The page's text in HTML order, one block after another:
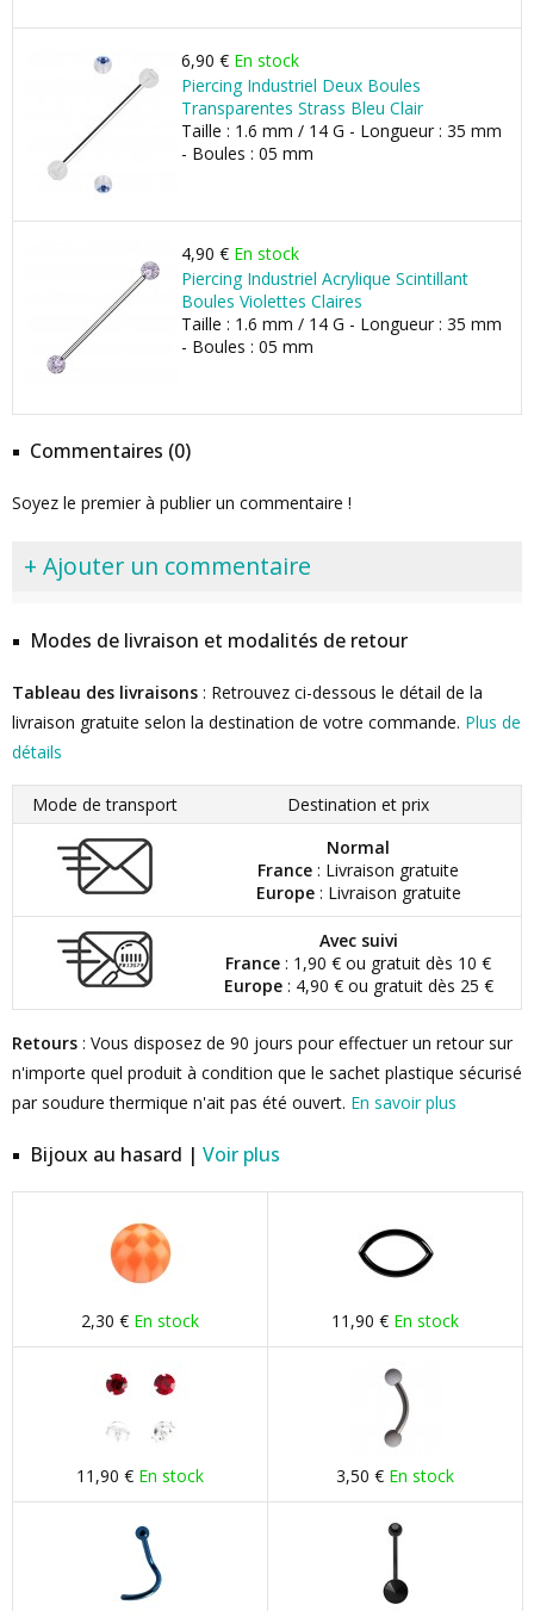
6,90 € En stock
Piercing Industriel Deux Boules
Transparentes Strass Bleu Clair
Taille : 1.6 mm / 14 G - Longueur : 35 mm
- Boules : 05 mm
4,90 € En stock
Piercing Industriel Acrylique Scintillant
Boules Violettes Claires
Taille : 1.6 mm / 14 G - Longueur : 35 mm
- Boules : 05 mm
Commentaires (0)
Soyez le premier à publier un commentaire !
+ Ajouter un commentaire
Modes de livraison et modalités de retour
Tableau des livraisons : Retrouvez ci-dessous le détail de la
livraison gratuite selon la destination de votre commande. Plus de
détails
Mode de transport
Destination et prix
Normal
France : Livraison gratuite
Europe: Livraison gratuite
Avec suivi
France : 1,90 € ou gratuit dès 10 €
Europe: 4,90 € ou gratuit dès 25 €
Retours : Vous disposez de 90 jours pour effectuer un retour sur
n'importe quel produit à condition que le sachet plastique sécurisé
par soudure thermique n'ait pas été ouvert. En savoir plus
Bijoux au hasard | Voir plus
2,30 € En stock 11,90 € En stock
11,90 € En stock 3,50 € En stock